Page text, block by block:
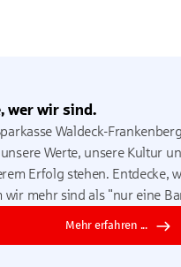
wer wir sind.
Waldeck-
Werte, unsere Kultur
Erfolg stehen. Entdecke,
wir mehr sind als "nur eine
Mehr erfahren ...